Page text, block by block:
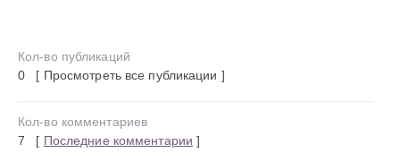
Кол-во публикаций
0 [ Просмотреть все публикации ]
Кол-во комментариев
7 [ Последние комментарии ]